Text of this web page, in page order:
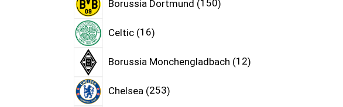
Borussia Dortmund 150
Celtic 16
Borussia Monchengladbach 12
Chelsea 253